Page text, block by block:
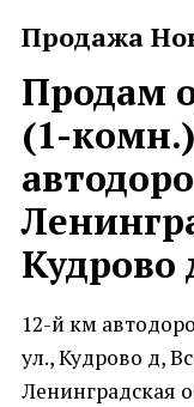
Продажа
Продам
(1-
Кудрово
12-й км
ул., Кудрово д,
Ленинградская